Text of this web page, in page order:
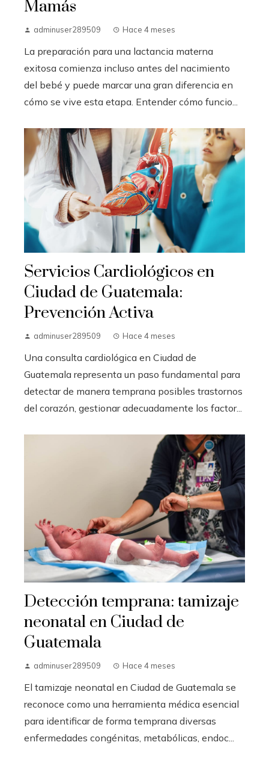
Mamás
adminuser289509 Hace 4 meses
La preparación para una lactancia materna
exitosa comienza incluso antes del nacimiento
del bebé y puede marcar una gran diferencia en
cómo se vive esta etapa. Entender cómo funcio...
Servicios Cardiológicos en
Ciudad de Guatemala:
Prevención Activa
adminuser289509 Hace 4 meses
Una consulta cardiológica en Ciudad de
Guatemala representa un paso fundamental para
detectar de manera temprana posibles trastornos
del corazón, gestionar adecuadamente los factor...
Detección temprana: tamizaje
neonatal en Ciudad de
Guatemala
adminuser289509 Hace 4 meses
El tamizaje neonatal en Ciudad de Guatemala se
reconoce como una herramienta médica esencial
para identificar de forma temprana diversas
enfermedades congénitas, metabólicas, endoc...